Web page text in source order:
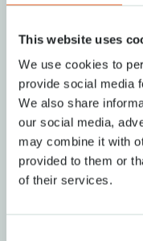
This website uses
We use cookies to
provide social media
We also share
our social media,
may combine it with
provided to them or
of their services.
Hortus Bulborum
J.S. Pennings "De Bilt"
JUB Holland–
Jack the Grower